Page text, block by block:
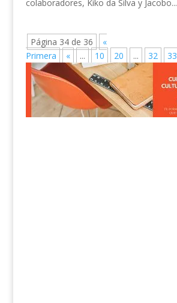
colaboradores, Kiko da Silva y Jacobo...
Página 34 de 36
«
Primera
« ... 10 20 ... 32 33